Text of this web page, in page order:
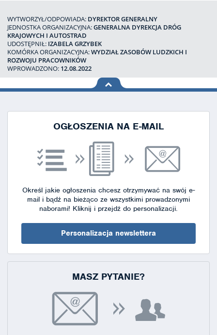
WYTWORZYŁ/ODPOWIADA: DYREKTOR GENERALNY
JEDNOSTKA ORGANIZACYJNA:GENERALNA DYREKCJA DRÓG
KRAJOWYCH I AUTOSTRAD
UDOSTĘPNIŁ: IZABELA GRZYBEK
KOMÓRKA ORGANIZACYJNA:WYDZIAŁ ZASOBÓW LUDZKICH I
ROZWOJU PRACOWNIKÓW
WPROWADZONO: 12.08.2022
na górę
OGŁOSZENIA NA E-MAIL
Określ jakie ogłoszenia chcesz otrzymywać na swój e-
mail i bądź na bieżąco ze wszystkimi prowadzonymi
naborami! Kliknij i przejdź do personalizacji.
Personalizacja newslettera
MASZ PYTANIE?